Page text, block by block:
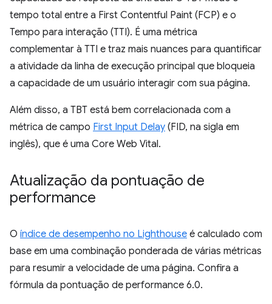
tempo total entre a First Contentful Paint (FCP) e o
Tempo para interação (TTI). É uma métrica
complementar à TTI e traz mais nuances para quantificar
a atividade da linha de execução principal que bloqueia
a capacidade de um usuário interagir com sua página.
Além disso, a TBT está bem correlacionada com a
métrica de campo First Input Delay (FID, na sigla em
inglês), que é uma Core Web Vital.
Atualização da pontuação de
performance
O índice de desempenho no Lighthouse é calculado com
base em uma combinação ponderada de várias métricas
para resumir a velocidade de uma página. Confira a
fórmula da pontuação de performance 6.0.